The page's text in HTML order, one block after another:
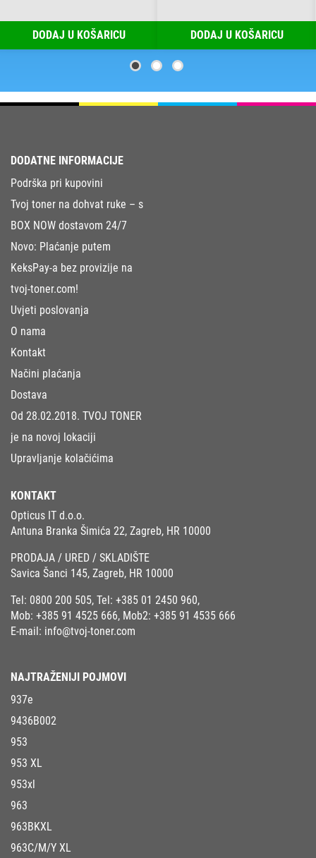
DODAJ U KOŠARICU DODAJ U KOŠARICU
DODATNE INFORMACIJE
Podrška pri kupovini
Tvoj toner na dohvat ruke – s
BOX NOW dostavom 24/7
Novo: Plaćanje putem
KeksPay-a bez provizije na
tvoj-toner.com!
Uvjeti poslovanja
O nama
Kontakt
Načini plaćanja
Dostava
Od 28.02.2018. TVOJ TONER
je na novoj lokaciji
Upravljanje kolačićima
KONTAKT
Opticus IT d.o.o.
Antuna Branka Šimića 22, Zagreb, HR 10000
PRODAJA / URED / SKLADIŠTE
Savica Šanci 145, Zagreb, HR 10000
Tel: 0800 200 505, Tel: +385 01 2450 960,
Mob: +385 91 4525 666, Mob2: +385 91 4535 666
E-mail: info@tvoj-toner.com
NAJTRAŽENIJI POJMOVI
937e
9436B002
953
953 XL
953xl
963
963BKXL
963C/M/Y XL